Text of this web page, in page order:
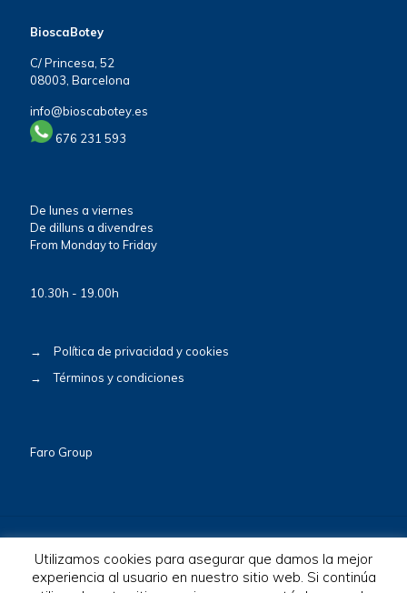
BioscaBotey
C/ Princesa, 52
08003, Barcelona
info@bioscabotey.es
676 231 593
De lunes a viernes
De dilluns a divendres
From Monday to Friday
10.30h - 19.00h
→
Política de privacidad y cookies
→
Términos y condiciones
Faro Group
Utilizamos cookies para asegurar que damos la mejor
experiencia al usuario en nuestro sitio web. Si continúa